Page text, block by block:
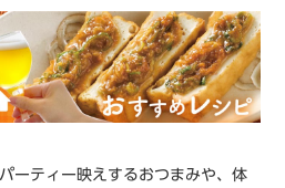
ーティー映えするおつまみや、体